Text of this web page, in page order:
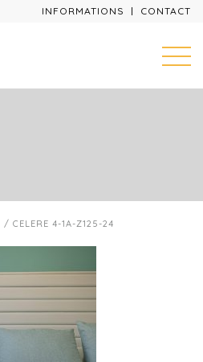
INFORMATIONS CONTACT
/ CELERE 4-1A-Z125-24